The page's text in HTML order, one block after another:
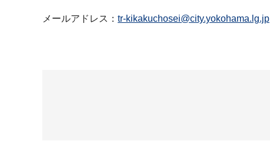
メールアドレス： tr-kikakuchosei@city.yokohama.lg.jp